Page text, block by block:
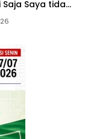
Saja Saya tidak
Abal Seperti